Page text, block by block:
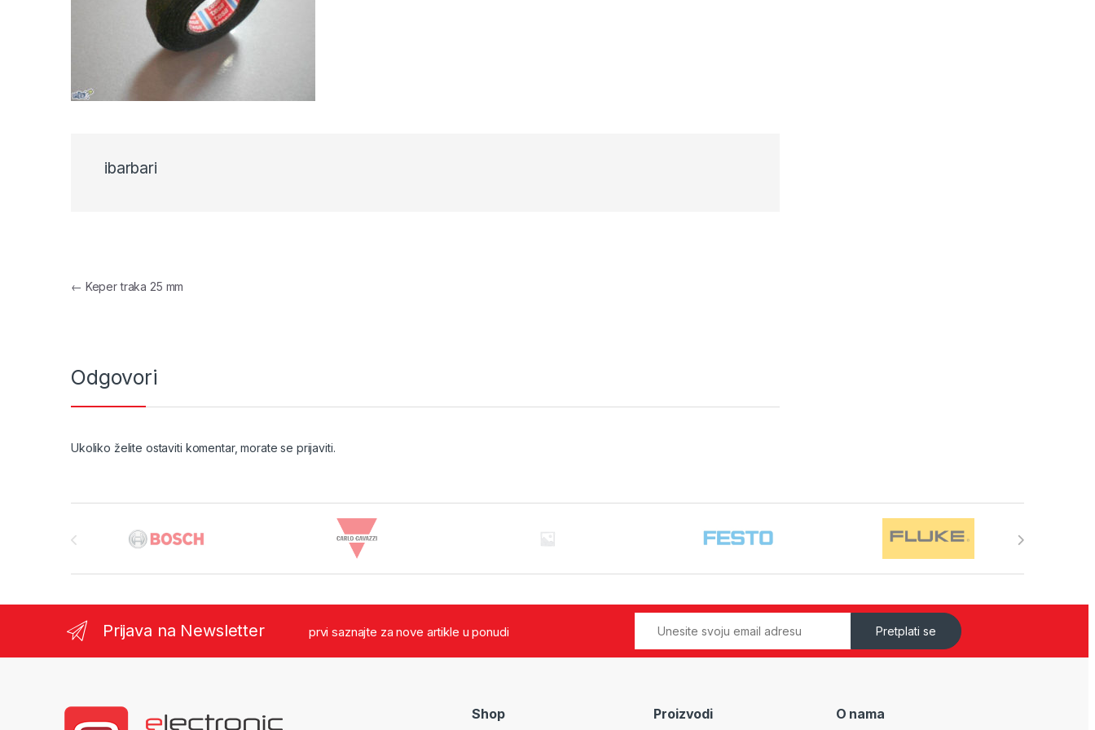
ibarbari
Navigacija objava
← Keper traka 25 mm
Odgovori
Ukoliko želite ostaviti komentar, morate se prijaviti.
Prijava na Newsletter prvi saznajte za nove artikle u ponudi Pretplati se
Shop Proizvodi O nama